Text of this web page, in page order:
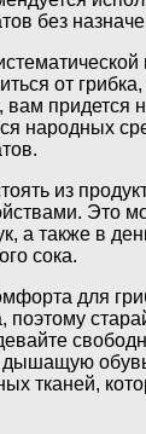
без
от грибка,
вам придется
народных
из
Это
а также в
сока.
для
поэтому
тканей,